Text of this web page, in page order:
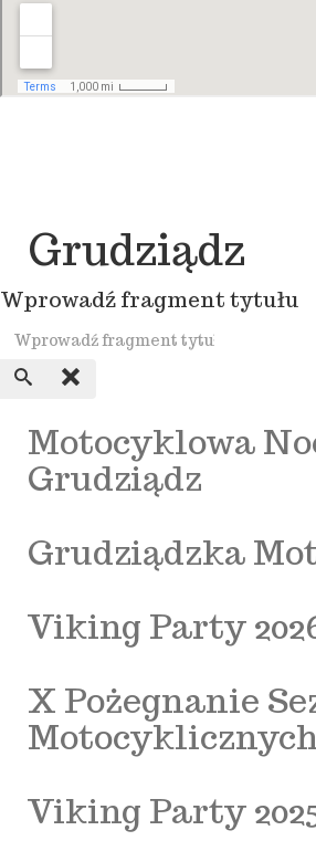
Grudziądz
Wprowadź fragment tytułu
Motocyklowa
Grudziądz
Grudziądzka
Viking Party
X Pożegnanie
Viking Party